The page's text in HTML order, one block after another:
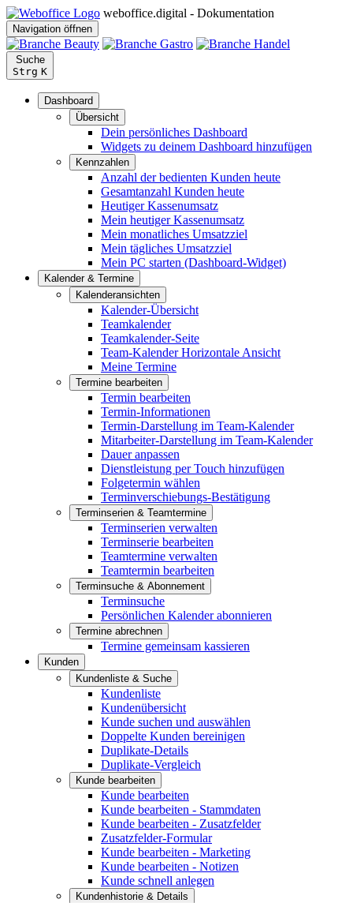
weboffice.digital - Dokumentation
Navigation öffnen
Suche
Strg K
Dashboard
Übersicht
Dein persönliches Dashboard
Widgets zu deinem Dashboard hinzufügen
Kennzahlen
Anzahl der bedienten Kunden heute
Gesamtanzahl Kunden heute
Heutiger Kassenumsatz
Mein heutiger Kassenumsatz
Mein monatliches Umsatzziel
Mein tägliches Umsatzziel
Mein PC starten (Dashboard-Widget)
Kalender & Termine
Kalenderansichten
Kalender-Übersicht
Teamkalender
Teamkalender-Seite
Team-Kalender Horizontale Ansicht
Meine Termine
Termine bearbeiten
Termin bearbeiten
Termin-Informationen
Termin-Darstellung im Team-Kalender
Mitarbeiter-Darstellung im Team-Kalender
Dauer anpassen
Dienstleistung per Touch hinzufügen
Folgetermin wählen
Terminverschiebungs-Bestätigung
Terminserien & Teamtermine
Terminserien verwalten
Terminserie bearbeiten
Teamtermine verwalten
Teamtermin bearbeiten
Terminsuche & Abonnement
Terminsuche
Persönlichen Kalender abonnieren
Termine abrechnen
Termine gemeinsam kassieren
Kunden
Kundenliste & Suche
Kundenliste
Kundenübersicht
Kunde suchen und auswählen
Doppelte Kunden bereinigen
Duplikate-Details
Duplikate-Vergleich
Kunde bearbeiten
Kunde bearbeiten
Kunde bearbeiten - Stammdaten
Kunde bearbeiten - Zusatzfelder
Zusatzfelder-Formular
Kunde bearbeiten - Marketing
Kunde bearbeiten - Notizen
Kunde schnell anlegen
Kundenhistorie & Details